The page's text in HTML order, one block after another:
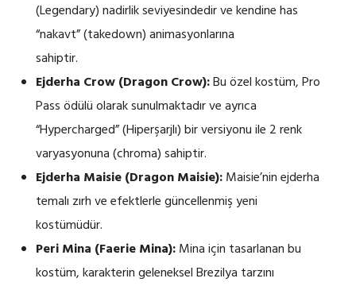
(Legendary) nadirlik seviyesindedir ve kendine has
“nakavt” (takedown) animasyonlarına
sahiptir.
Ejderha Crow (Dragon Crow):Bu özel kostüm, Pro
Pass ödülü olarak sunulmaktadır ve ayrıca
“Hypercharged” (Hiperşarjlı) bir versiyonu ile 2 renk
varyasyonuna (chroma) sahiptir.
Ejderha Maisie (Dragon Maisie):Maisie’nin ejderha
temalı zırh ve efektlerle güncellenmiş yeni
kostümüdür.
Peri Mina (Faerie Mina):Mina için tasarlanan bu
kostüm, karakterin geleneksel Brezilya tarzını